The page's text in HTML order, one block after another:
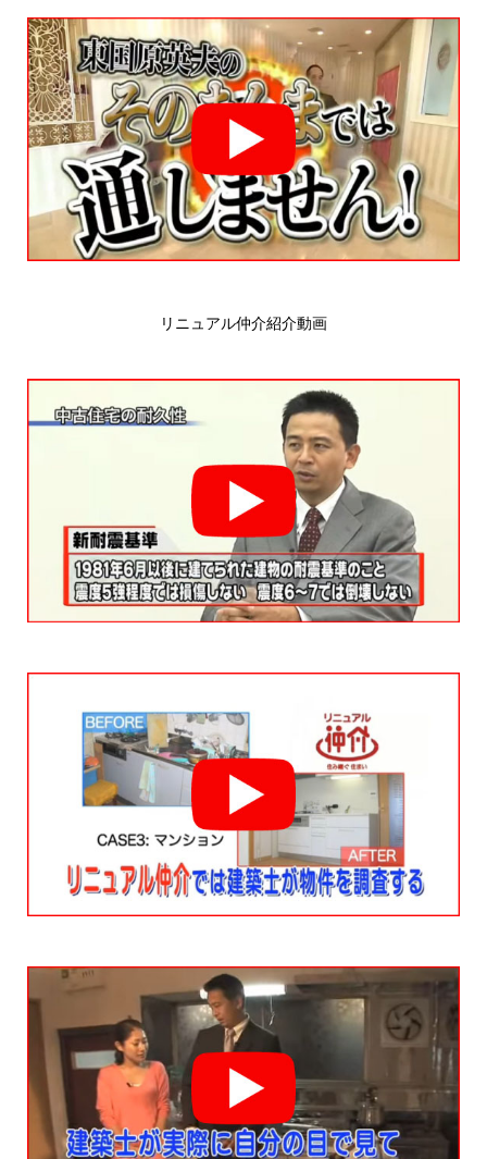
リニュアル仲介紹介動画